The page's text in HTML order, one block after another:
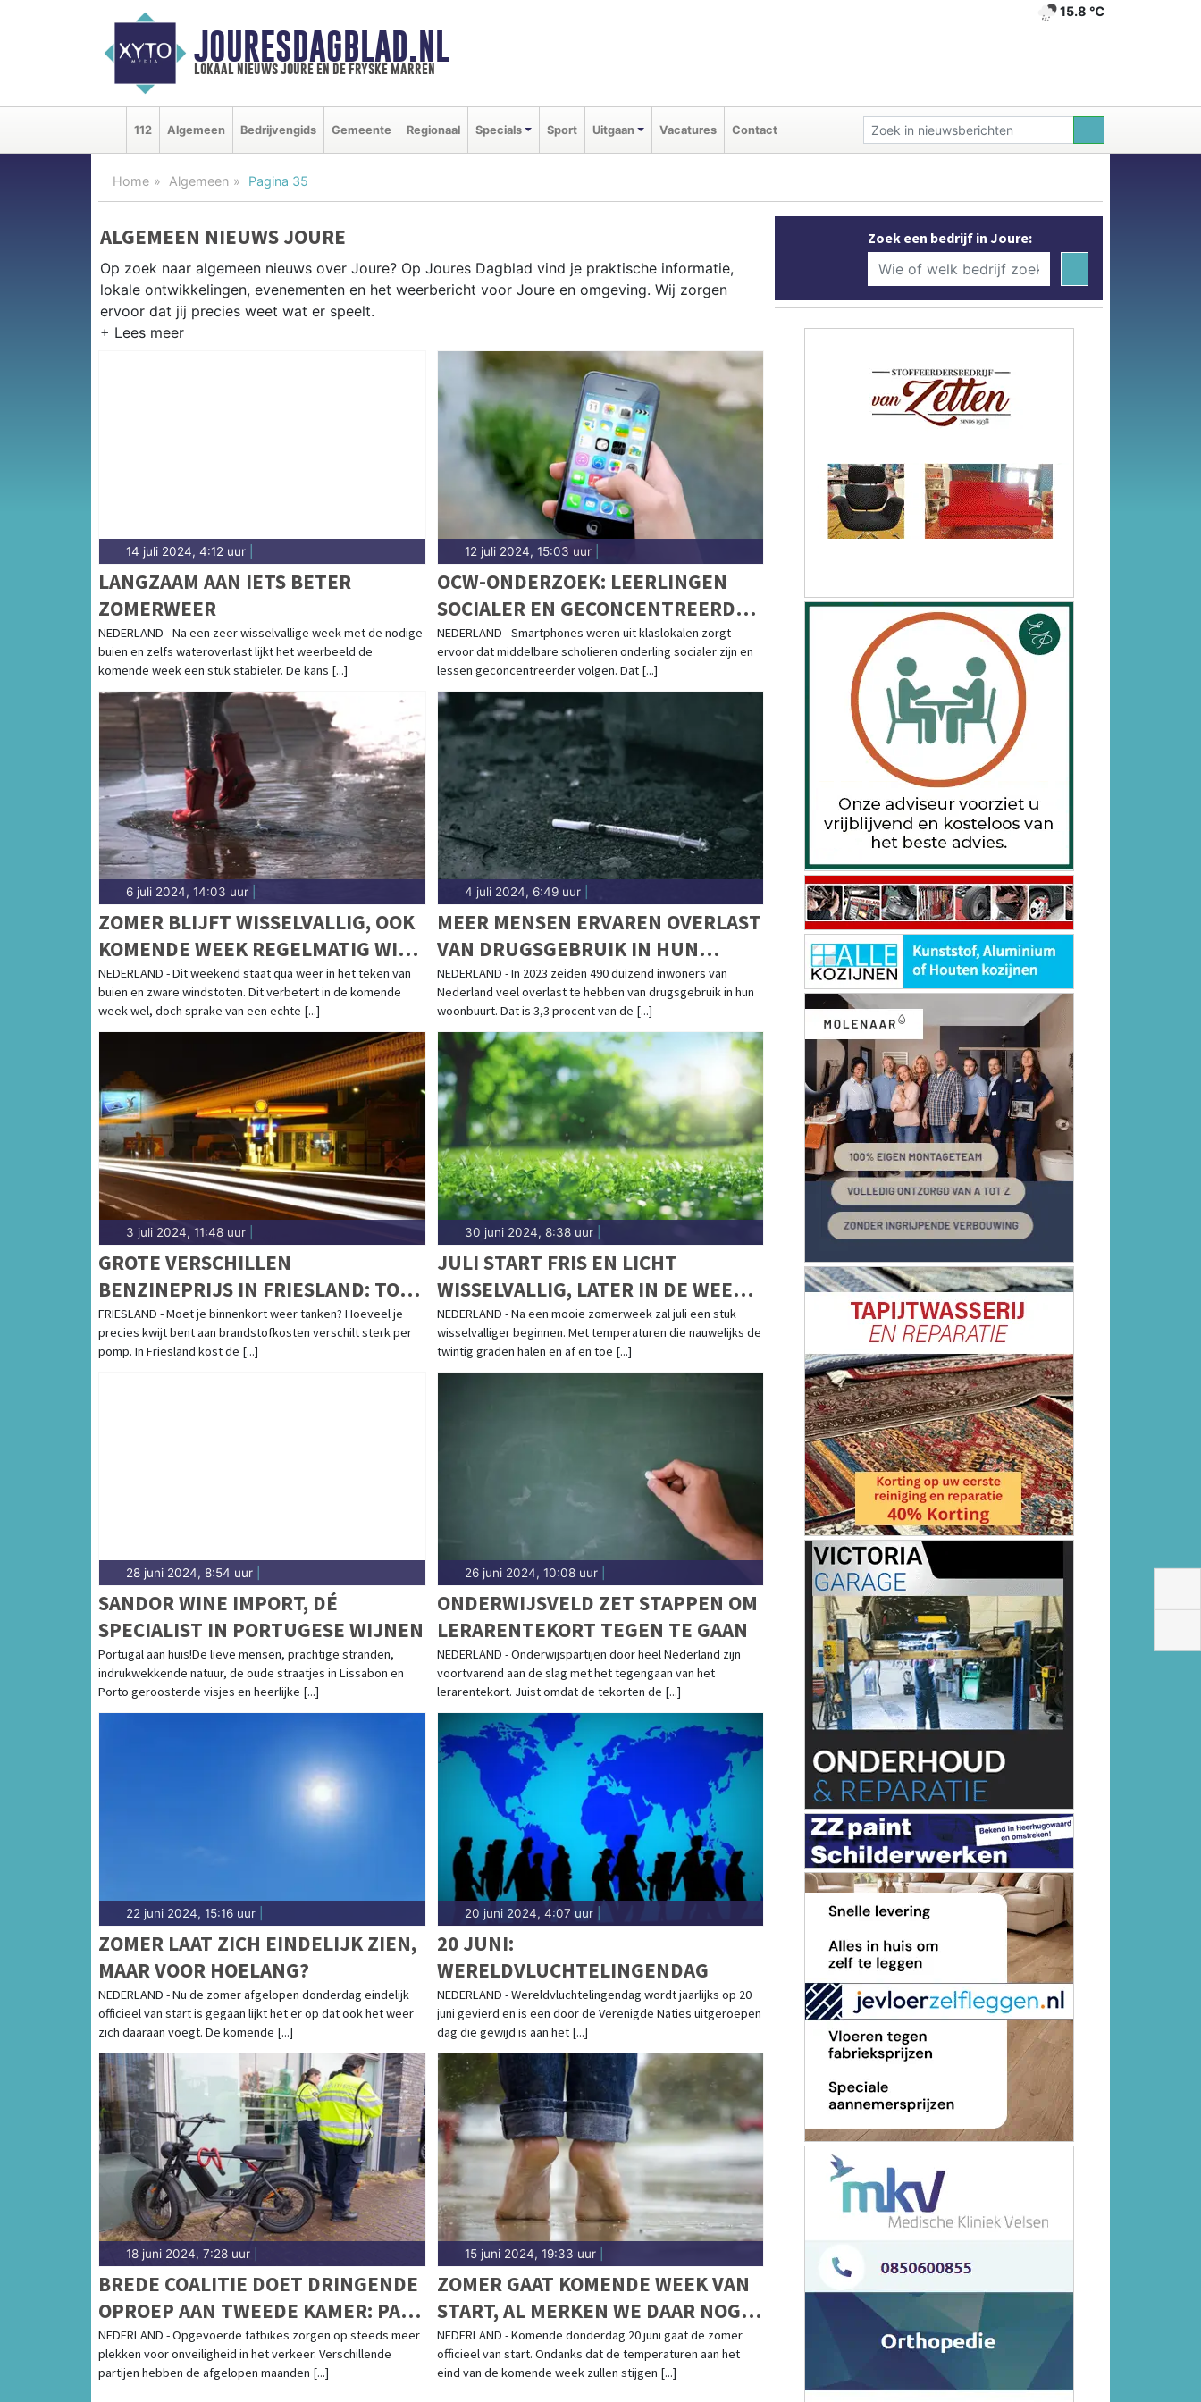
JOURESDAGBLAD.NL
lokaal nieuws joure en de fryske marren
15.8 ℃
112 Algemeen Bedrijvengids Gemeente Regionaal Specials Sport Uitgaan Vacatures Contact
Home Algemeen Pagina 35
ALGEMEEN NIEUWS JOURE
Op zoek naar algemeen nieuws over Joure? Op Joures Dagblad vind je praktische informatie,
lokale ontwikkelingen, evenementen en het weerbericht voor Joure en omgeving. Wij zorgen
ervoor dat jij precies weet wat er speelt.
Van werkzaamheden op de N359 en de A6 tot evenementen in Joure centrum en het
weersbericht voor de regio De Fryske Marren in Friesland.
14 juli 2024, 4:12 uur
LANGZAAM AAN IETS BETER
ZOMERWEER
NEDERLAND - Na een zeer wisselvallige week met de nodige
buien en zelfs wateroverlast lijkt het weerbeeld de
komende week een stuk stabieler. De kans [...]
12 juli 2024, 15:03 uur|
OCW-ONDERZOEK: LEERLINGEN
SOCIALER EN GECONCENTREERDER
DOOR MOBIELTJESAFSPRAAK
NEDERLAND - Smartphones weren uit klaslokalen zorgt
ervoor dat middelbare scholieren onderling socialer zijn en
lessen geconcentreerder volgen. Dat [...]
6 juli 2024, 14:03 uur
ZOMER BLIJFT WISSELVALLIG, OOK
KOMENDE WEEK REGELMATIG WIND
EN BUIEN
NEDERLAND - Dit weekend staat qua weer in het teken van
buien en zware windstoten. Dit verbetert in de komende
week wel, doch sprake van een echte [...]
4 juli 2024, 6:49 uur|
MEER MENSEN ERVAREN OVERLAST
VAN DRUGSGEBRUIK IN HUN
WOONBUURT
NEDERLAND - In 2023 zeiden 490 duizend inwoners van
Nederland veel overlast te hebben van drugsgebruik in hun
woonbuurt. Dat is 3,3 procent van de [...]
3 juli 2024, 11:48 uur
GROTE VERSCHILLEN
BENZINEPRIJS IN FRIESLAND: TOT
€ 19,50 VERSCHIL VOOR VOLLE
TANK
FRIESLAND - Moet je binnenkort weer tanken? Hoeveel je
precies kwijt bent aan brandstofkosten verschilt sterk per
pomp. In Friesland kost de [...]
30 juni 2024, 8:38 uur|
JULI START FRIS EN LICHT
WISSELVALLIG, LATER IN DE WEEK
IETS WARMER
NEDERLAND - Na een mooie zomerweek zal juli een stuk
wisselvalliger beginnen. Met temperaturen die nauwelijks de
twintig graden halen en af en toe [...]
28 juni 2024, 8:54 uur
SANDOR WINE IMPORT, DÉ
SPECIALIST IN PORTUGESE WIJNEN
Portugal aan huis!De lieve mensen, prachtige stranden,
indrukwekkende natuur, de oude straatjes in Lissabon en
Porto geroosterde visjes en heerlijke [...]
26 juni 2024, 10:08 uur|
ONDERWIJSVELD ZET STAPPEN OM
LERARENTEKORT TEGEN TE GAAN
NEDERLAND - Onderwijspartijen door heel Nederland zijn
voortvarend aan de slag met het tegengaan van het
lerarentekort. Juist omdat de tekorten de [...]
22 juni 2024, 15:16 uur
ZOMER LAAT ZICH EINDELIJK ZIEN,
MAAR VOOR HOELANG?
NEDERLAND - Nu de zomer afgelopen donderdag eindelijk
officieel van start is gegaan lijkt het er op dat ook het weer
zich daaraan voegt. De komende [...]
20 juni 2024, 4:07 uur|
20 JUNI:
WERELDVLUCHTELINGENDAG
NEDERLAND - Wereldvluchtelingendag wordt jaarlijks op 20
juni gevierd en is een door de Verenigde Naties uitgeroepen
dag die gewijd is aan het [...]
18 juni 2024, 7:28 uur
BREDE COALITIE DOET DRINGENDE
OPROEP AAN TWEEDE KAMER: PAK
OPGEVOERDE FATBIKES AAN
NEDERLAND - Opgevoerde fatbikes zorgen op steeds meer
plekken voor onveiligheid in het verkeer. Verschillende
partijen hebben de afgelopen maanden [...]
15 juni 2024, 19:33 uur|
ZOMER GAAT KOMENDE WEEK VAN
START, AL MERKEN WE DAAR NOG
WEINIG VAN
NEDERLAND - Komende donderdag 20 juni gaat de zomer
officieel van start. Ondanks dat de temperaturen aan het
eind van de komende week zullen stijgen [...]
Zoek een bedrijf in Joure: